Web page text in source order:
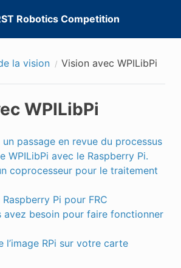
Robotics Competition
la vision Vision avec WPILibPi
WPILibPi
passage en revue du processus
WPILibPi avec le Raspberry Pi.
coprocesseur pour le traitement
Pi pour FRC
avez besoin pour faire fonctionner
l’image RPi sur votre carte